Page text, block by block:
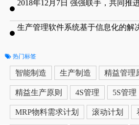
热门标签
智能制造 生产制造 精益管理
精益生产原则 4S管理 5S管理
MRP物料需求计划 滚动计划